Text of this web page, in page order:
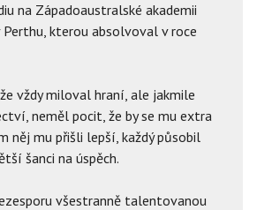
na Západoaustralské akademii
Perthu, kterou absolvoval v roce
vždy miloval hraní, ale jakmile
neměl pocit, že by se mu extra
něj mu přišli lepší, každý působil
šanci na úspěch.
všestranně talentovanou